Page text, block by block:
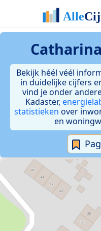
Bekijk héél véél
in duidelijke cijfers
vind je onder
Kadaster,
statistieken over
en